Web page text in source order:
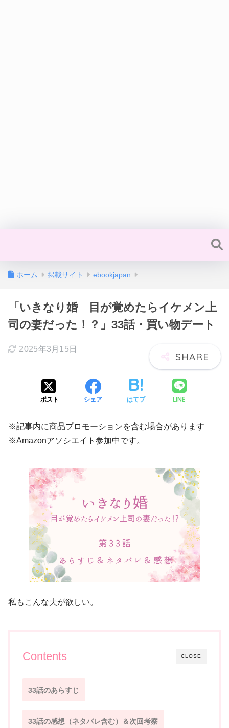
ホーム 掲載サイト ebookjapan
「いきなり婚 目が覚めたらイケメン上
司の妻だった！？」33話・買い物デート
2025年3月15日
ポスト シェア はてブ LINE
※記事内に商品プロモーションを含む場合があります
※Amazonアソシエイト参加中です。
私もこんな夫が欲しい。
CLOSE
Contents
33話のあらすじ
33話の感想（ネタバレ含む）＆次回考察